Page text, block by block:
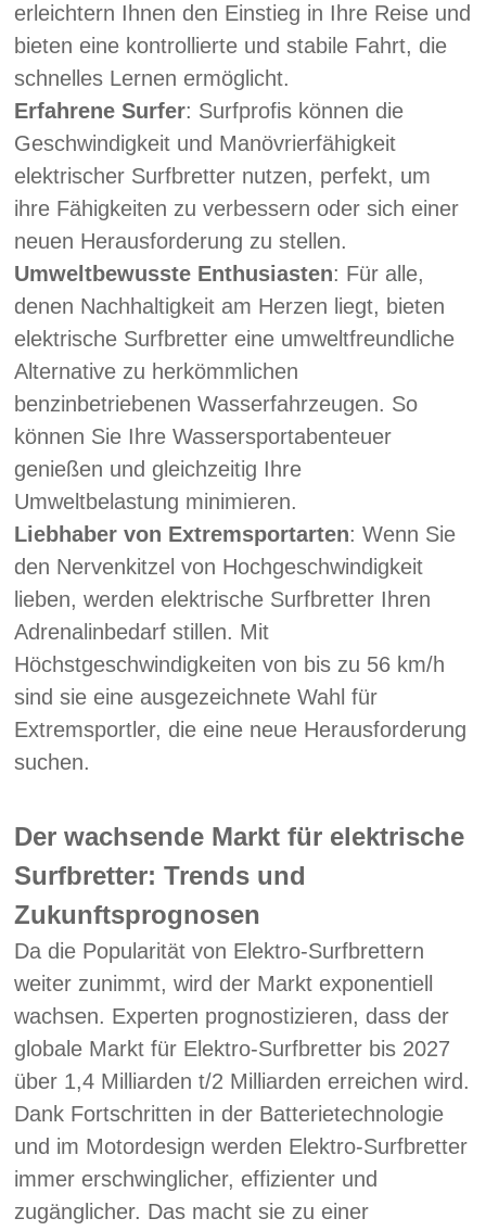
erleichtern Ihnen den Einstieg in Ihre Reise und
bieten eine kontrollierte und stabile Fahrt, die
schnelles Lernen ermöglicht.
Erfahrene Surfer: Surfprofis können die
Geschwindigkeit und Manövrierfähigkeit
elektrischer Surfbretter nutzen, perfekt, um
ihre Fähigkeiten zu verbessern oder sich einer
neuen Herausforderung zu stellen.
Umweltbewusste Enthusiasten: Für alle,
denen Nachhaltigkeit am Herzen liegt, bieten
elektrische Surfbretter eine umweltfreundliche
Alternative zu herkömmlichen
benzinbetriebenen Wasserfahrzeugen. So
können Sie Ihre Wassersportabenteuer
genießen und gleichzeitig Ihre
Umweltbelastung minimieren.
Liebhaber von Extremsportarten: Wenn Sie
den Nervenkitzel von Hochgeschwindigkeit
lieben, werden elektrische Surfbretter Ihren
Adrenalinbedarf stillen. Mit
Höchstgeschwindigkeiten von bis zu 56 km/h
sind sie eine ausgezeichnete Wahl für
Extremsportler, die eine neue Herausforderung
suchen.
Der wachsende Markt für elektrische
Surfbretter: Trends und
Zukunftsprognosen
Da die Popularität von Elektro-Surfbrettern
weiter zunimmt, wird der Markt exponentiell
wachsen. Experten prognostizieren, dass der
globale Markt für Elektro-Surfbretter bis 2027
über 1,4 Milliarden t/2 Milliarden erreichen wird.
Dank Fortschritten in der Batterietechnologie
und im Motordesign werden Elektro-Surfbretter
immer erschwinglicher, effizienter und
zugänglicher. Das macht sie zu einer